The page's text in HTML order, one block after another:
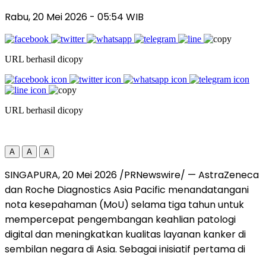
Rabu, 20 Mei 2026 - 05:54 WIB
URL berhasil dicopy
URL berhasil dicopy
A A A
SINGAPURA,20 Mei 2026 /PRNewswire/ — AstraZeneca
dan Roche Diagnostics Asia Pacific menandatangani
nota kesepahaman (MoU) selama tiga tahun untuk
mempercepat pengembangan keahlian patologi
digital dan meningkatkan kualitas layanan kanker di
sembilan negara di Asia. Sebagai inisiatif pertama di